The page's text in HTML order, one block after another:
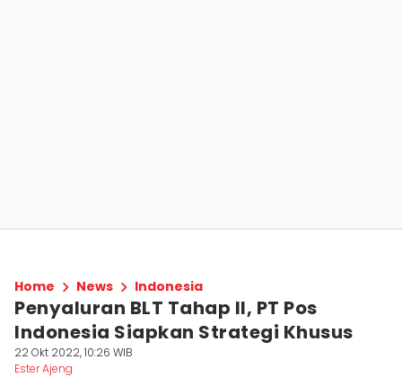
Home News Indonesia
Penyaluran BLT Tahap II, PT Pos
Indonesia Siapkan Strategi Khusus
22 Okt 2022, 10:26 WIB
Ester Ajeng